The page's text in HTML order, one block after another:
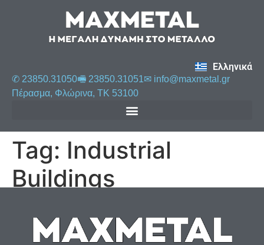
Ελληνικά
✆ 23850.31050🖷 23850.31051✉︎ info@maxmetal.gr
Πέρασμα, Φλώρινα, ΤΚ 53100
Tag: Industrial
Buildings